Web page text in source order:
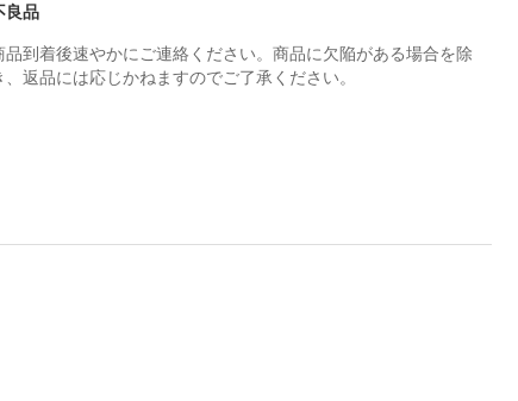
良品
品到着後速やかにご連絡ください。商品に欠陥がある場合を除
、返品には応じかねますのでご了承ください。